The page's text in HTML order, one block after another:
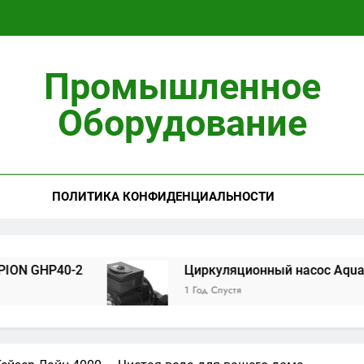
Промышленное
Оборудование
ПОЛИТИКА КОНФИДЕНЦИАЛЬНОСТИ
2 Циркуляционный насос Aquario 14-8-
1 Год Спустя